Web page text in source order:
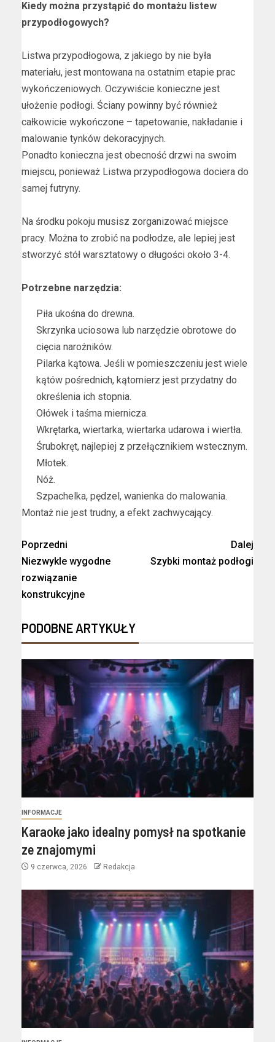
Kiedy można przystąpić do montażu listew
przypodłogowych?
Listwa przypodłogowa, z jakiego by nie była
materiału, jest montowana na ostatnim etapie prac
wykończeniowych. Oczywiście konieczne jest
ułożenie podłogi. Ściany powinny być również
całkowicie wykończone – tapetowanie, nakładanie i
malowanie tynków dekoracyjnych.
Ponadto konieczna jest obecność drzwi na swoim
miejscu, ponieważ Listwa przypodłogowa dociera do
samej futryny.
Na środku pokoju musisz zorganizować miejsce
pracy. Można to zrobić na podłodze, ale lepiej jest
stworzyć stół warsztatowy o długości około 3-4.
Potrzebne narzędzia:
Piła ukośna do drewna.
Skrzynka uciosowa lub narzędzie obrotowe do
cięcia narożników.
Pilarka kątowa. Jeśli w pomieszczeniu jest wiele
kątów pośrednich, kątomierz jest przydatny do
określenia ich stopnia.
Ołówek i taśma miernicza.
Wkrętarka, wiertarka, wiertarka udarowa i wiertła.
Śrubokręt, najlepiej z przełącznikiem wstecznym.
Młotek.
Nóż.
Szpachelka, pędzel, wanienka do malowania.
Montaż nie jest trudny, a efekt zachwycający.
Poprzedni
Niezwykle wygodne
rozwiązanie
konstrukcyjne
Dalej
Szybki montaż podłogi
PODOBNE ARTYKUŁY
INFORMACJE
Karaoke jako idealny pomysł na spotkanie
ze znajomymi
9 czerwca, 2026 Redakcja